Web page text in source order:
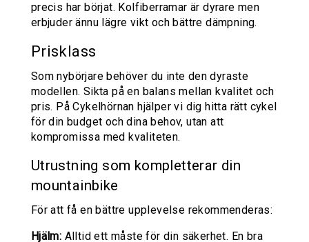
precis har börjat. Kolfiberramar är dyrare men
erbjuder ännu lägre vikt och bättre dämpning.
Prisklass
Som nybörjare behöver du inte den dyraste
modellen. Sikta på en balans mellan kvalitet och
pris. På Cykelhörnan hjälper vi dig hitta rätt cykel
för din budget och dina behov, utan att
kompromissa med kvaliteten.
Utrustning som kompletterar din
mountainbike
För att få en bättre upplevelse rekommenderas:
Hjälm: Alltid ett måste för din säkerhet. En bra